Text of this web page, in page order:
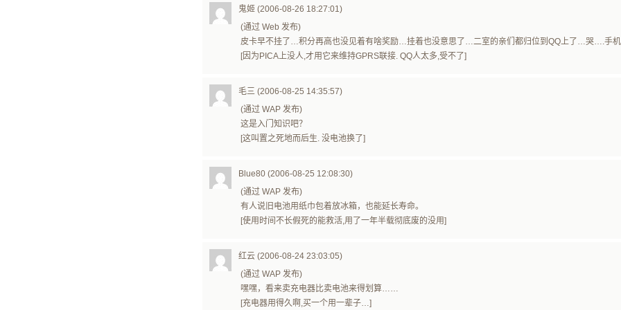
鬼姬 (2006-08-26 18:27:01)
(通过 Web 发布)
皮卡早不挂了…积分再高也没见着有啥奖励…挂着也没意思了…二室的亲们都归位到QQ上了…哭….手
[因为PICA上没人,才用它来维持GPRS联接. QQ人太多,受不了]
毛三 (2006-08-25 14:35:57)
(通过 WAP 发布)
这是入门知识吧？
[这叫置之死地而后生. 没电池换了]
Blue80 (2006-08-25 12:08:30)
(通过 WAP 发布)
有人说旧电池用纸巾包着放冰箱，也能延长寿命。
[使用时间不长假死的能救活,用了一年半载彻底废的没用]
红云 (2006-08-24 23:03:05)
(通过 WAP 发布)
嘿嘿，看来卖充电器比卖电池来得划算……
[充电器用得久啊,买一个用一辈子…]